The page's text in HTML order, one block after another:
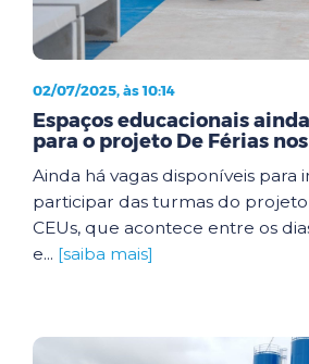
02/07/2025, às 10:14
Espaços educacionais
para o projeto De Férias nos
Ainda há vagas disponíveis para
participar das turmas do projeto
CEUs, que acontece entre os
e... [saiba mais]